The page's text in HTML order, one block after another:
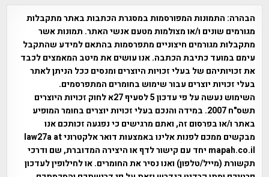
הבהרה: התמונות המפורסמות במסגרת הכתבות באתר מתקבלות
מגורמים שונים ו/או מצולמות מטעם אנשי האתר. תמונות אשר
מתקבלות מגורמים חיצוניים מתפרסמות בהתאם למידע שהתקבל
עימם במועד כתיבת הכתבה. אנו עושים את מיטב המאמצים לכבד
את זכויותיהם של בעלי זכויות היוצרים ומנסים ככל הניתן לאתר
בעלי זכויות יוצרים עבור שימוש בחומרים המתפרסמים.
השימוש נעשה על פי עדכון 5 לסעיף 27א לחוק זכויות היוצרים
תשס"ח 2007. במידה והנכם בעלי זכויות יוצרים בחומר המופיע
באתר ו/או בפרסום זה, ואתם מרגישים כי נפגעה זכותכם אנו
מבקשים ממכם לפנות אלינו באמצעות דואר אלקטרוני law27a at
mapah.co.il יחד עם קישור לדף או היצירה המדוברת, שם ודרכי
תקשורת (מייל/טלפון) ואנו נסיר את החומרים. או לחילופין לעדכון